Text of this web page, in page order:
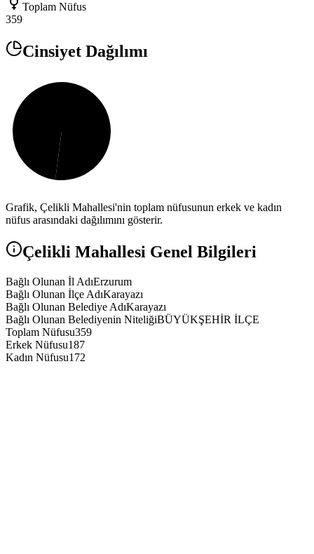
Toplam Nüfus
359
Cinsiyet Dağılımı
Grafik, Çelikli Mahallesi'nin toplam nüfusunun erkek ve kadın
nüfus arasındaki dağılımını gösterir.
Çelikli Mahallesi Genel Bilgileri
Bağlı Olunan İl AdıErzurum
Bağlı Olunan İlçe AdıKarayazı
Bağlı Olunan Belediye AdıKarayazı
Bağlı Olunan Belediyenin NiteliğiBÜYÜKŞEHİR İLÇE
Toplam Nüfusu359
Erkek Nüfusu187
Kadın Nüfusu172